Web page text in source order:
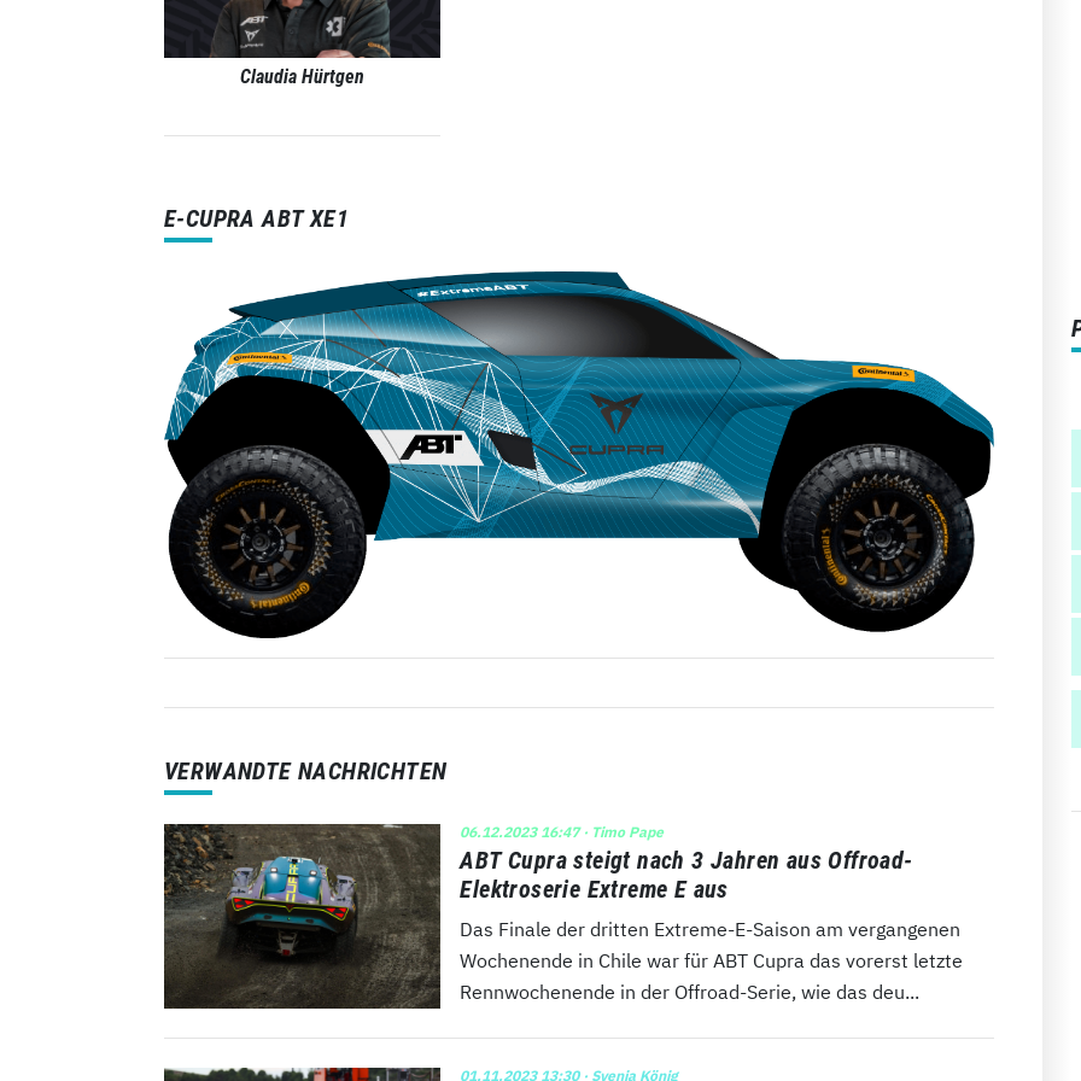
Claudia Hürtgen
E-CUPRA ABT XE1
VERWANDTE NACHRICHTEN
06.12.2023 16:47· Timo Pape
ABT Cupra steigt nach 3 Jahren aus Offroad-
Elektroserie Extreme E aus
Das Finale der dritten Extreme-E-Saison am vergangenen
Wochenende in Chile war für ABT Cupra das vorerst letzte
Rennwochenende in der Offroad-Serie, wie das deu...
01.11.2023 13:30· Svenja König